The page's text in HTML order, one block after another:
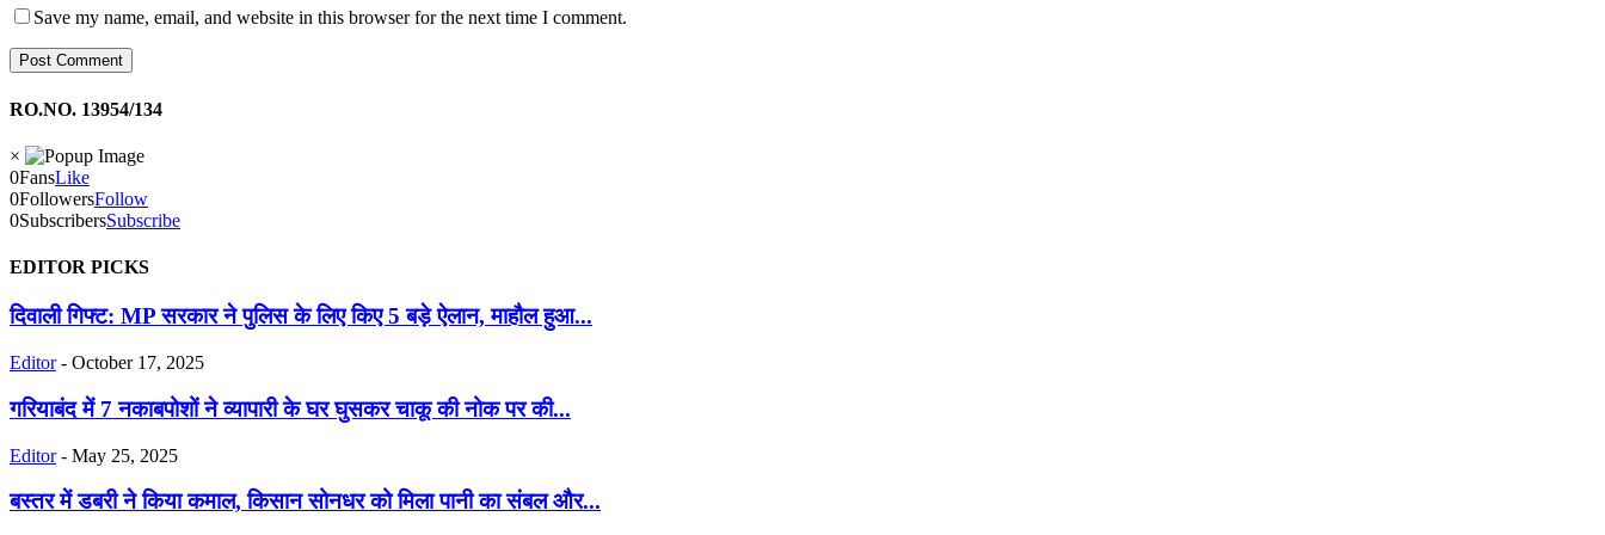
Save my name, email, and website in this browser for the next time I comment.
RO.NO. 13954/134
×
0FansLike
0FollowersFollow
0SubscribersSubscribe
EDITOR PICKS
दिवाली गिफ्ट: MP सरकार ने पुलिस के लिए किए 5 बड़े ऐलान, माहौल हुआ...
Editor - October 17, 2025
गरियाबंद में 7 नकाबपोशों ने व्यापारी के घर घुसकर चाकू की नोक पर की...
Editor - May 25, 2025
बस्तर में डबरी ने किया कमाल, किसान सोनधर को मिला पानी का संबल और...